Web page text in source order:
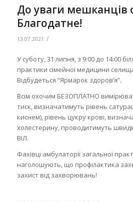
До уваги мешканців
Благодатне!
13.07.2021 /
У суботу, 31 липня, з 9:00 до 14:00
практики сімейної медицини
Відбудеться “Ярмарок здоров’я”.
Всім охочим БЕЗОПЛАТНО
тиск, визначатимуть рівень
киснем), рівень цукру крові,
холестерину, проводитимуть
ВІЛ.
Фахівці амбулаторії загальної
наголошують, що профілактика
захист від захворювань!